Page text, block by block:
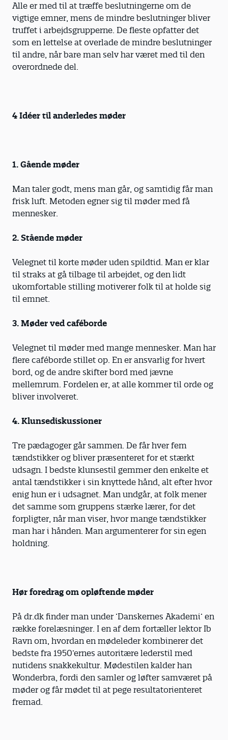
Alle er med til at træffe beslutningerne om de
vigtige emner, mens de mindre beslutninger bliver
truffet i arbejdsgrupperne. De fleste opfatter det
som en lettelse at overlade de mindre beslutninger
til andre, når bare man selv har været med til den
overordnede del.
4 Idéer til anderledes møder
1. Gående møder
Man taler godt, mens man går, og samtidig får man
frisk luft. Metoden egner sig til møder med få
mennesker.
2. Stående møder
Velegnet til korte møder uden spildtid. Man er klar
til straks at gå tilbage til arbejdet, og den lidt
ukomfortable stilling motiverer folk til at holde sig
til emnet.
3. Møder ved caféborde
Velegnet til møder med mange mennesker. Man har
flere caféborde stillet op. En er ansvarlig for hvert
bord, og de andre skifter bord med jævne
mellemrum. Fordelen er, at alle kommer til orde og
bliver involveret.
4. Klunsediskussioner
Tre pædagoger går sammen. De får hver fem
tændstikker og bliver præsenteret for et stærkt
udsagn. I bedste klunsestil gemmer den enkelte et
antal tændstikker i sin knyttede hånd, alt efter hvor
enig hun er i udsagnet. Man undgår, at folk mener
det samme som gruppens stærke lærer, for det
forpligter, når man viser, hvor mange tændstikker
man har i hånden. Man argumenterer for sin egen
holdning.
Hør foredrag om opløftende møder
På dr.dk finder man under ’Danskernes Akademi’ en
række forelæsninger. I en af dem fortæller lektor Ib
Ravn om, hvordan en mødeleder kombinerer det
bedste fra 1950’ernes autoritære lederstil med
nutidens snakkekultur. Mødestilen kalder han
Wonderbra, fordi den samler og løfter samværet på
møder og får mødet til at pege resultatorienteret
fremad.